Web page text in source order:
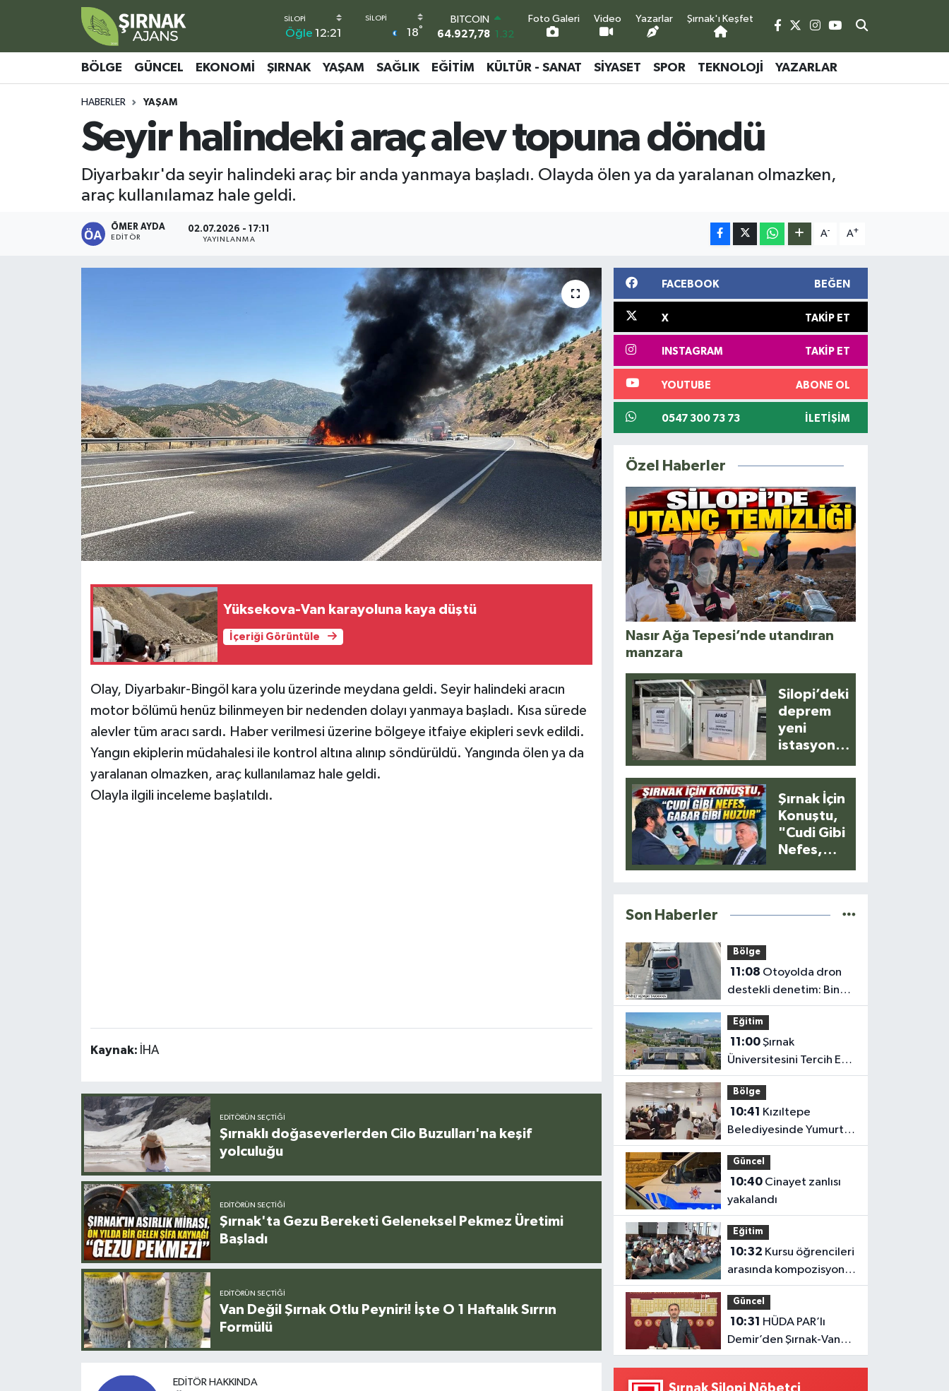
Öğle 12:21 18°
64.927,78
DOLAR
47,5894 0.08
EURO
55,0398 -0.02
GRAM ALTIN
6527.85 0.54
13.703 11
Foto Galeri Video Yazarlar Şırnak'ı Keşfet
BÖLGE GÜNCEL EKONOMI ŞIRNAK YAŞAM SAĞLIK EĞITIM KÜLTÜR - SANAT SIYASET SPOR TEKNOLOJI YAZARLAR
HABERLER YAŞAM
Seyir halindeki araç alev topuna döndü
Diyarbakır'da seyir halindeki araç bir anda yanmaya başladı. Olayda ölen ya da yaralanan olmazken,
araç kullanılamaz hale geldi.
ÖMER AYDA
EDITÖR
02.07.2026 - 17:11
YAYINLANMA
A- A+
Yüksekova-Van karayoluna kaya düştü
İçeriği Görüntüle
Olay, Diyarbakır-Bingöl kara yolu üzerinde meydana geldi. Seyir halindeki aracın
motor bölümü henüz bilinmeyen bir nedenden dolayı yanmaya başladı. Kısa sürede
alevler tüm aracı sardı. Haber verilmesi üzerine bölgeye itfaiye ekipleri sevk edildi.
Yangın ekiplerin müdahalesi ile kontrol altına alınıp söndürüldü. Yangında ölen ya da
yaralanan olmazken, araç kullanılamaz hale geldi.
Olayla ilgili inceleme başlatıldı.
Kaynak: İHA
EDITÖRÜN SEÇTIĞI
Şırnaklı doğaseverlerden Cilo Buzulları'na keşif
yolculuğu
EDITÖRÜN SEÇTIĞI
Şırnak'ta Gezu Bereketi Geleneksel Pekmez Üretimi
Başladı
EDITÖRÜN SEÇTIĞI
Van Değil Şırnak Otlu Peyniri! İşte O 1 Haftalık Sırrın
Formülü
EDITÖR HAKKINDA
FACEBOOK BEĞEN
X TAKIP ET
INSTAGRAM TAKIP ET
YOUTUBE ABONE OL
0547 300 73 73 İLETIŞIM
Özel Haberler
Nasır Ağa Tepesi’nde utandıran
manzara
Silopi’deki
deprem
yeni
istasyonla
kaydedildi
Şırnak İçin
Konuştu,
"Cudi Gibi
Nefes,
Son Haberler
Bölge
11:08
destekli denetim: Bin
123 araca ceza
Eğitim
11:00Şırnak
Üniversitesini Tercih Et,
10 Bin TL Burs Al
Bölge
10:41
Belediyesinde Yumurtalı
ve Boyalı Protesto
Güncel
10:40Cinayet zanlısı
yakalandı
Eğitim
10:32
arasında kompozisyon
yarışması
Güncel
10:31
Demir’den Şırnak-Van
Karayolu Tepkisi
Bölge
Ekonomi
Teknoloji
Yazarlar
Şırnak Nöbetçi Eczaneler
Şirnak Namaz Vakitleri
Şırnak Trafik Yoğunluk Haritası
Süper Lig Puan Durumu ve Fikstür
Tüm Manşetler
Son Dakika Haberleri